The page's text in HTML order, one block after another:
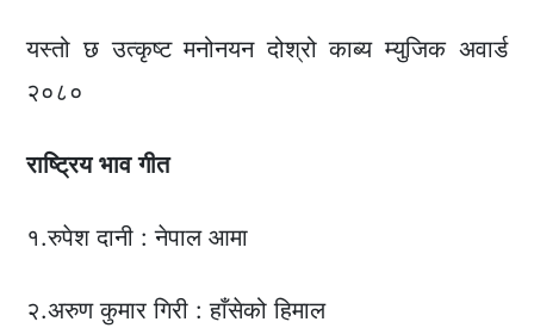
यस्तो छ उत्कृष्ट मनोनयन दोश्रो काब्य म्युजिक अवार्ड
२०८०
राष्ट्रिय भाव गीत
१.रुपेश दानी : नेपाल आमा
२.अरुण कुमार गिरी : हाँसेको हिमाल